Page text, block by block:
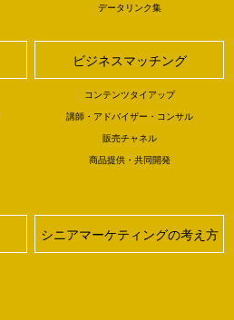
データリンク集
ビジネスマッチング
コンテンツタイアップ
講師・アドバイザー・コンサル
販売チャネル
商品提供・共同開発
シニアマーケティングの考え方